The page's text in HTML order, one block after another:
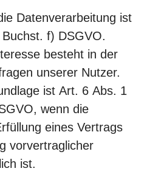
Datenverarbeitung ist
f) DSGVO.
besteht in der
unserer Nutzer.
ist Art. 6 Abs. 1
wenn die
eines Vertrags
vorvertraglicher
ist.